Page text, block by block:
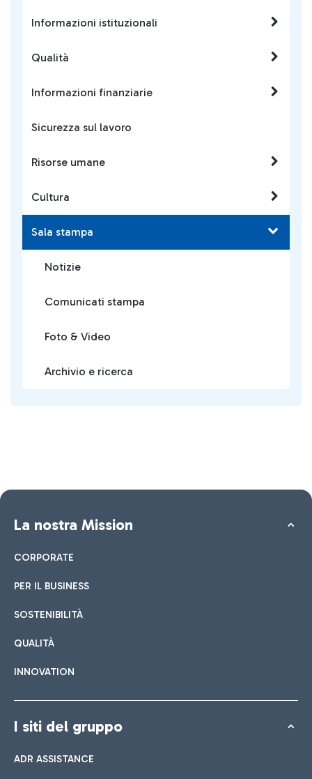
Informazioni istituzionali
Qualità
Informazioni finanziarie
Sicurezza sul lavoro
Risorse umane
Cultura
Sala stampa
Notizie
Comunicati stampa
Foto & Video
Archivio e ricerca
La nostra Mission
CORPORATE
PER IL BUSINESS
SOSTENIBILITÀ
QUALITÀ
INNOVATION
I siti del gruppo
ADR ASSISTANCE